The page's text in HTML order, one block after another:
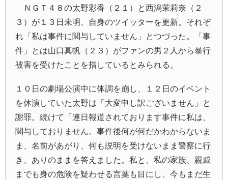
ＮＧＴ４８の太野彩香（２１）と西潟茉莉奈（２
３）が１３日未明、自身のツイッターを更新。それぞ
れ「私は事件に関与していません」とつづった。「事
件」とは山口真帆（２３）がファンの男２人から暴行
被害を受けたことを指しているとみられる。
１０日の劇場公演中に体調を崩し、１２日のイベント
を休演していた太野は「大変申し訳ございません」と
謝罪。続けて「連日報道されております事件に私は、
関与しておりません。事件後何が何だかわからないま
ま、名前があがり、何も説明を受けないまま警察に行
き、ありのままを答えました。私と、私の家族、親戚
までも身の危険を疑わせる言葉も目にし、今もまだ生